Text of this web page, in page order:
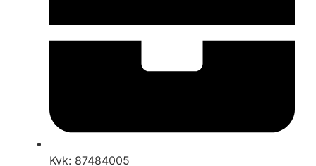
Kvk: 87484005